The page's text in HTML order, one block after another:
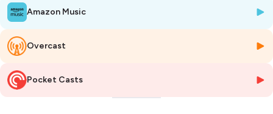
▶️ « Le pouvoir du yoga somatique » éditions Marabout
▶️ « Ecoute tes besoins laisse parler ton cœur » éditions Marabout
***
💛 Jeremy Guillaume 🌊
Créateur de la méthode Origine
Rééquilibrage émotionnel de ses perceptions
Amazon Music
Overcast
Pocket Casts